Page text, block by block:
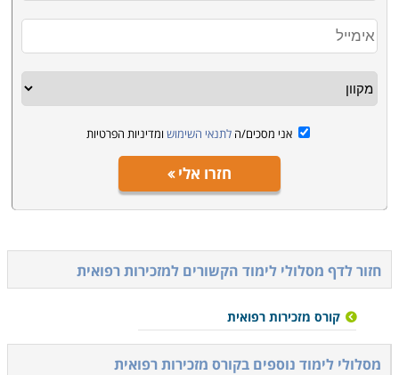
אני מסכים/ה לתנאי השימוש ומדיניות הפרטיות
חזרו אלי
חזור לדף מסלולי לימוד הקשורים למזכירות רפואית
קורס מזכירות רפואית
מסלולי לימוד נוספים בקורס מזכירות רפואית